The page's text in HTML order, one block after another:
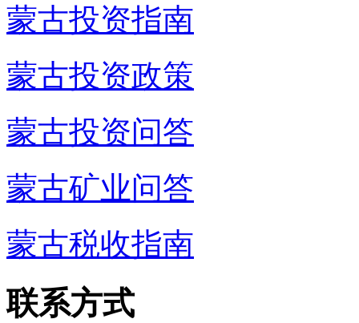
蒙古投资指南
蒙古投资政策
蒙古投资问答
蒙古矿业问答
蒙古税收指南
联系方式